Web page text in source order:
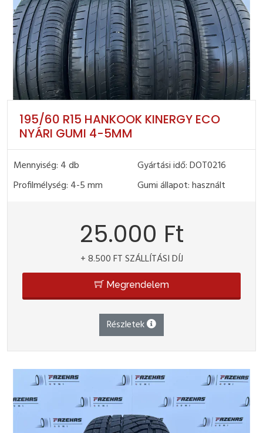
195/60 R15 HANKOOK KINERGY ECO
NYÁRI GUMI 4-5MM
Mennyiség: 4 db
Gyártási idő: DOT0216
Profilmélység: 4-5 mm
Gumi állapot: használt
25.000 Ft
+ 8.500 FT SZÁLLÍTÁSI DÍJ
Megrendelem
Részletek